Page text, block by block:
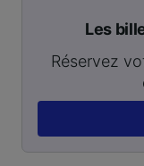
Les
Réservez